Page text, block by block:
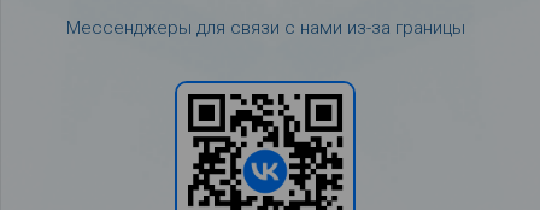
Мессенджеры для связи с нами из-за границы